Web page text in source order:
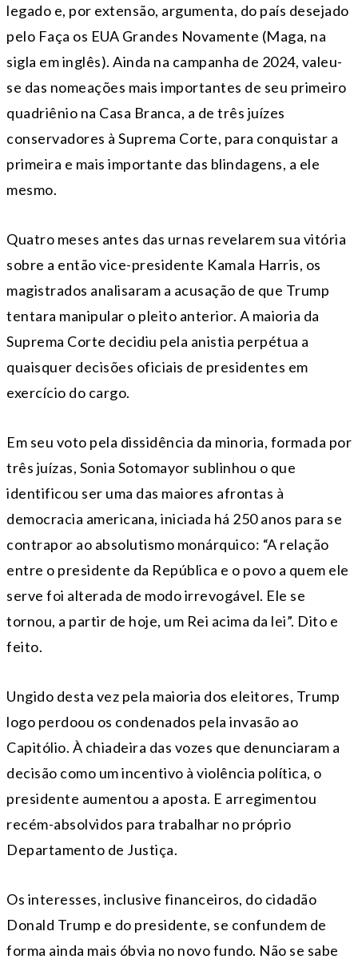
legado e, por extensão, argumenta, do país desejado
pelo Faça os EUA Grandes Novamente (Maga, na
sigla em inglês). Ainda na campanha de 2024, valeu-
se das nomeações mais importantes de seu primeiro
quadriênio na Casa Branca, a de três juízes
conservadores à Suprema Corte, para conquistar a
primeira e mais importante das blindagens, a ele
mesmo.
Quatro meses antes das urnas revelarem sua vitória
sobre a então vice-presidente Kamala Harris, os
magistrados analisaram a acusação de que Trump
tentara manipular o pleito anterior. A maioria da
Suprema Corte decidiu pela anistia perpétua a
quaisquer decisões oficiais de presidentes em
exercício do cargo.
Em seu voto pela dissidência da minoria, formada por
três juízas, Sonia Sotomayor sublinhou o que
identificou ser uma das maiores afrontas à
democracia americana, iniciada há 250 anos para se
contrapor ao absolutismo monárquico: “A relação
entre o presidente da República e o povo a quem ele
serve foi alterada de modo irrevogável. Ele se
tornou, a partir de hoje, um Rei acima da lei”. Dito e
feito.
Ungido desta vez pela maioria dos eleitores, Trump
logo perdoou os condenados pela invasão ao
Capitólio. À chiadeira das vozes que denunciaram a
decisão como um incentivo à violência política, o
presidente aumentou a aposta. E arregimentou
recém-absolvidos para trabalhar no próprio
Departamento de Justiça.
Os interesses, inclusive financeiros, do cidadão
Donald Trump e do presidente, se confundem de
forma ainda mais óbvia no novo fundo. Não se sabe